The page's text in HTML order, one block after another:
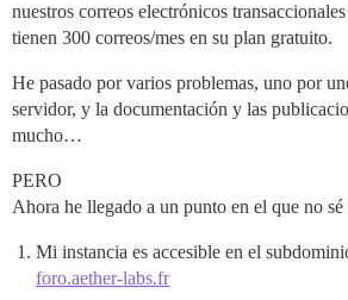
nuestros correos electrónicos
tienen 300 correos/mes en su plan gratuito.
He pasado por varios problemas, uno por
servidor, y la documentación y las
mucho…
PERO
Ahora he llegado a un punto en el que no sé
Mi instancia es accesible en el
foro.aether-labs.fr